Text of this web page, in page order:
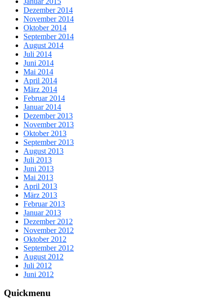
Dezember 2014
November 2014
Oktober 2014
September 2014
August 2014
Juli 2014
Juni 2014
Mai 2014
April 2014
März 2014
Februar 2014
Januar 2014
Dezember 2013
November 2013
Oktober 2013
September 2013
August 2013
Juli 2013
Juni 2013
Mai 2013
April 2013
März 2013
Februar 2013
Januar 2013
Dezember 2012
November 2012
Oktober 2012
September 2012
August 2012
Juli 2012
Juni 2012
Quickmenu